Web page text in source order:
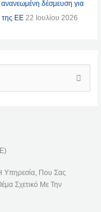
δέσμευση για
της ΕΕ 22 Ιουλίου 2026
Υπηρεσία, Που Σας
Σχετικό Με Την